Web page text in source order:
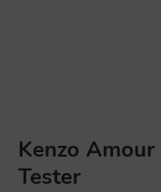
Kenzo
Tester